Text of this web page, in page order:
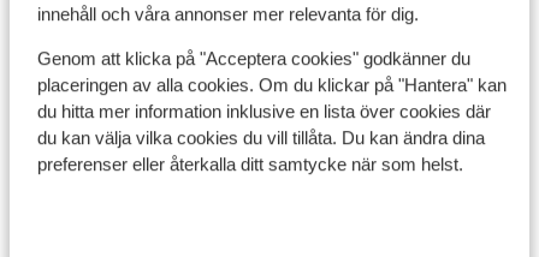
innehåll och våra annonser mer relevanta för dig.
Genom att klicka på "Acceptera cookies" godkänner du
placeringen av alla cookies. Om du klickar på "Hantera" kan
du hitta mer information inklusive en lista över cookies där
du kan välja vilka cookies du vill tillåta. Du kan ändra dina
preferenser eller återkalla ditt samtycke när som helst.
I området
Vid stranden (sandstrand, solstolar (mot
betalning) , parasoll (mot betalning) )
Avstånd till centrum: ca 1,5 km